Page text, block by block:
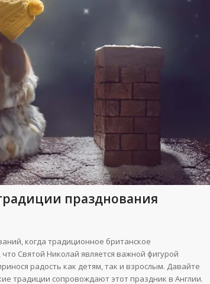
празднования
когда традиционное британское
Святой Николай является важной фигурой
радость как детям, так и взрослым. Давайте
традиции сопровождают этот праздник в Англии.